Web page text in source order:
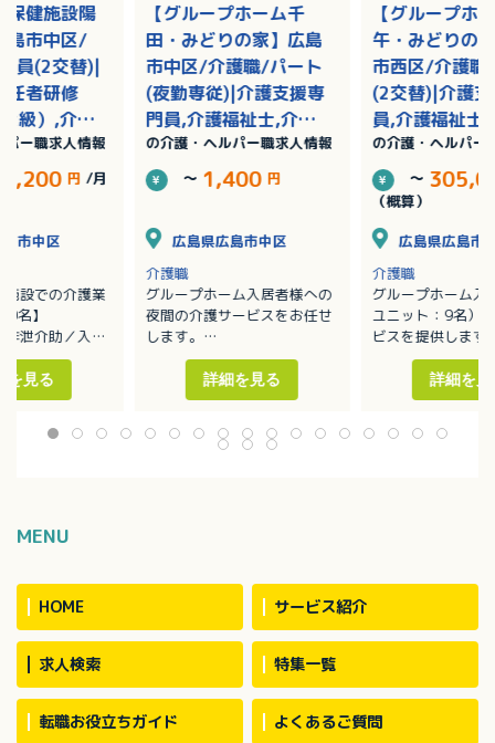
【グループホーム千
田・みどりの家】広島
市中区/介護職/パート
(夜勤専従)|介護支援専
門員,介護福祉士,介護
職員初任者研修（ヘル
パー2級）,介護職員実
務者研修（ヘルパー1
級）
の介護・ヘルパー職求人情報
～ 1,400 円
広島県広島市中区
介護職
グループホーム入居者様への
夜間の介護サービスをお任せ
します。
・移動や移乗、食事、入浴、
排泄等の介助
・見守り
※定員：2ユニット18名（1
詳細を見る
【グループホ
午・みどりの
市西区/介護職
(2交替)|介護支
員,介護福祉士,
員初任者研修
ー2級）,介護
者研修（ヘル
級）/賞与あり
の介護・ヘルパー
～
（概算）
広島県広島市
介護職
グループホーム入
ユニット：9名）
ビスを提供します
・移動や移乗、食
排泄等の介助／見
・ホーム内レクレ
・外出支援（外出
お願いする場合あ
詳細を見
保健施設陽
島市中区/
員(2交替)|
任者研修
2級）,介護
研修（ヘル
賞与あり
ー職求人情報
円 /月
市中区
設での介護業
名】
泄介助／入浴
ョンの支援
助
介護度1～5の方
を見る
MENU
HOME サービス紹介
求人検索 特集一覧
転職お役立ちガイド よくあるご質問